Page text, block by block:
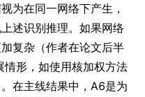
为在同一网络下产生，
述识别推理。如果网络
复杂（作者在论文后半
形，如使用核加权方法
在主线结果中，A6是为